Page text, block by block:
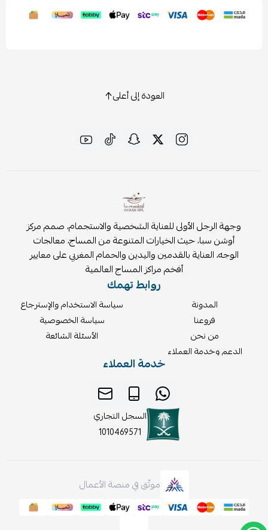
العودة إلى أعلى
وجهة الرجل الأولى للعناية الشخصية والاستجمام، صمم مركز
أوشن سبا، حيث الخيارات المتنوعة من المساج، معالجات
الوجه، العناية بالقدمين واليدين والحمام المغربي على معايير
أفخم مراكز المساج العالمية
روابط تهمك
المدونة
فروعنا
من نحن
الدعم وخدمة العملاء
سياسة الاستخدام والإسترجاع
سياسة الخصوصية
الأسئلة الشائعة
خدمة العملاء
السجل التجاري
1010469571
موثّق في منصة الأعمال